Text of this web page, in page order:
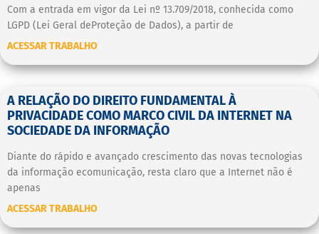
Com a entrada em vigor da Lei nº 13.709/2018, conhecida como
LGPD (Lei Geral deProteção de Dados), a partir de
ACESSAR TRABALHO
A RELAÇÃO DO DIREITO FUNDAMENTAL À
PRIVACIDADE COMO MARCO CIVIL DA INTERNET NA
SOCIEDADE DA INFORMAÇÃO
Diante do rápido e avançado crescimento das novas tecnologias
da informação ecomunicação, resta claro que a Internet não é
apenas
ACESSAR TRABALHO